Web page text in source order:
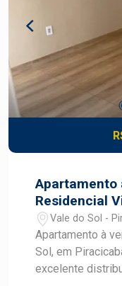
aproveita a área
com edificação
tranquilo e bom
Apartamento
Residencial
Piracicaba
Vale do Sol -
Apartamento à
Sol, em
excelente